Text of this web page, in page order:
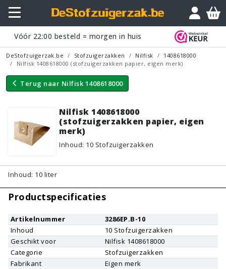
Vóór 22:00 besteld = morgen in huis
DeStofzuigerzak.be Stofzuigerzakken Nilfisk
1408618000
Nilfisk 1408618000 (stofzuigerzakken papier, eigen merk)
Terug naar Nilfisk 1408618000
Nilfisk 1408618000
(stofzuigerzakken papier, eigen
merk)
Inhoud: 10 Stofzuigerzakken
Vraagje?
Inhoud: 10 liter
Productspecificaties
Artikelnummer
3286EP.B-10
Inhoud
10 Stofzuigerzakken
Geschikt voor
Nilfisk 1408618000
Categorie
Stofzuigerzakken
Fabrikant
Eigen merk